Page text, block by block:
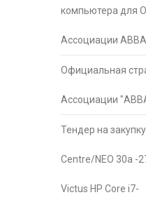
компьютера для
Ассоциации
Официальная
Ассоциации
Тендер на
Centre/NEO 30a -
Victus HP Core i7-